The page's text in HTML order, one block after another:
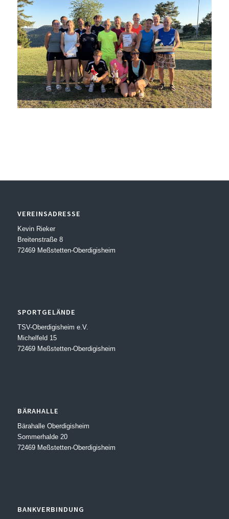
VEREINSADRESSE
Kevin Rieker
Breitenstraße 8
72469 Meßstetten-Oberdigisheim
SPORTGELÄNDE
TSV-Oberdigisheim e.V.
Michelfeld 15
72469 Meßstetten-Oberdigisheim
BÄRAHALLE
Bärahalle Oberdigisheim
Sommerhalde 20
72469 Meßstetten-Oberdigisheim
BANKVERBINDUNG